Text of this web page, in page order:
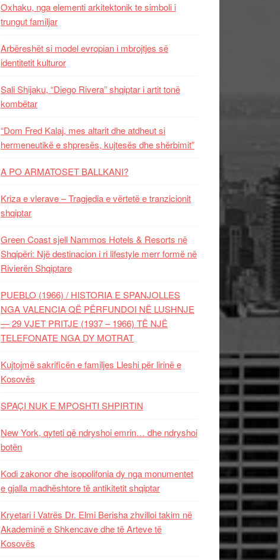
Oxhaku, nga elementi arkitektonik te simboli i
trungut familjar
Arbëreshët si model evropian i mbrojtjes së
identitetit kulturor
Sali Shijaku, “Diego Rivera” shqiptar i artit tonë
kombëtar
“Dom Fred Kalaj, mes altarit dhe atdheut si
hermeneutikë e shpresës, kujtesës dhe shërbimit”
A PO ARMATOSET BALLKANI?
Kriza e vlerave – Tragjedia e vërtetë e tranzicionit
shqiptar
Green Coast sjell Nammos Hotels & Resorts në
Shqipëri: Një destinacion i ri lifestyle merr formë në
Rivierën Shqiptare
PUEBLO (1966) / HISTORIA E SPANJOLLES
NGA VALENCIA QË PËRFUNDOI NË LUSHNJE
— 29 VJET PRITJE (1937 – 1966) TË NJË
TELEFONATE NGA DY MOTRAT
Kujtojmë sakrificën e familjes Lleshi për lirinë e
Kosovës
SPAÇI NUK E MPOSHTI SHPIRTIN
New York, qyteti që ndryshoi emrin… dhe ndryshoi
botën
Kodi zakonor dhe isopolifonia dy nga monumentet
e gjalla madhështore të antikitetit shqiptar
Kryetari i Vatrës Dr. Elmi Berisha zhvilloi takim në
Akademinë e Shkencave dhe të Arteve të
Kosovës